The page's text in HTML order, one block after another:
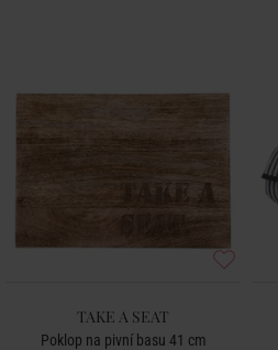
TAKE A SEAT
Poklop na pivní basu 41 cm